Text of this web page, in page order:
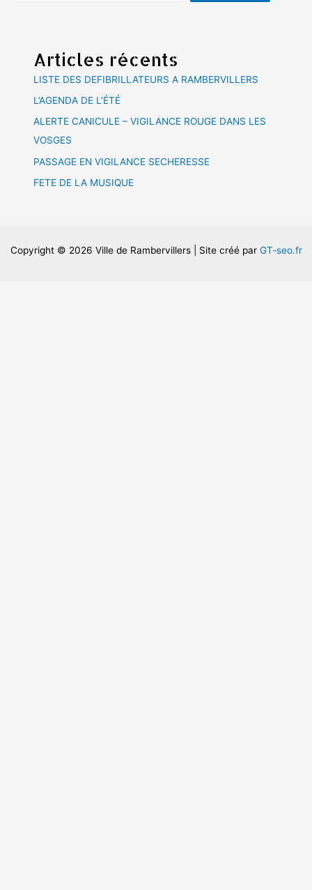
Articles récents
LISTE DES DEFIBRILLATEURS A RAMBERVILLERS
L’AGENDA DE L’ÉTÉ
ALERTE CANICULE – VIGILANCE ROUGE DANS LES
VOSGES
PASSAGE EN VIGILANCE SECHERESSE
FETE DE LA MUSIQUE
Copyright © 2026 Ville de Rambervillers | Site créé par GT-seo.fr